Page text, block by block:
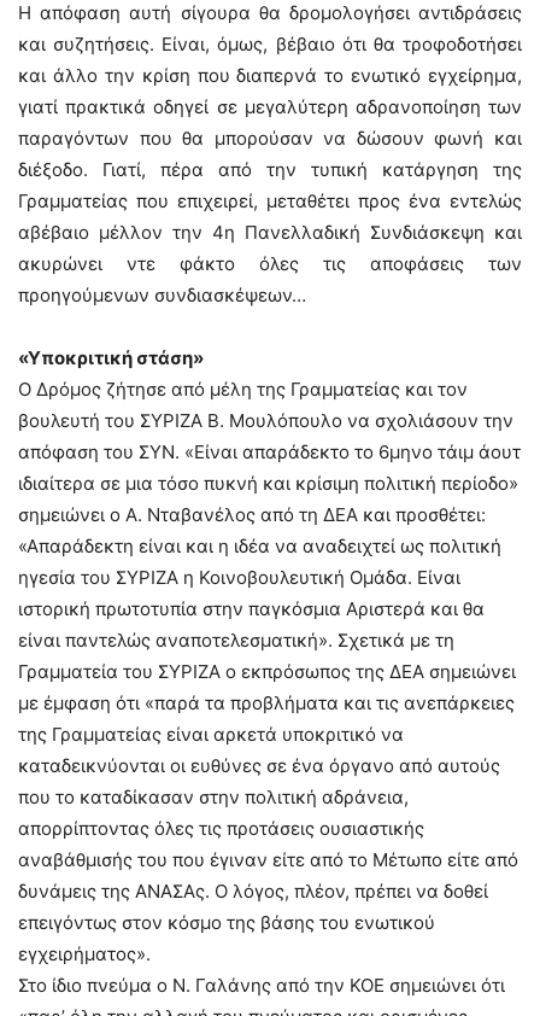
Η απόφαση αυτή σίγουρα θα δρομολογήσει αντιδράσεις
και συζητήσεις. Είναι, όμως, βέβαιο ότι θα τροφοδοτήσει
και άλλο την κρίση που διαπερνά το ενωτικό εγχείρημα,
γιατί πρακτικά οδηγεί σε μεγαλύτερη αδρανοποίηση των
παραγόντων που θα μπορούσαν να δώσουν φωνή και
διέξοδο. Γιατί, πέρα από την τυπική κατάργηση της
Γραμματείας που επιχειρεί, μεταθέτει προς ένα εντελώς
αβέβαιο μέλλον την 4η Πανελλαδική Συνδιάσκεψη και
ακυρώνει ντε φάκτο όλες τις αποφάσεις των
προηγούμενων συνδιασκέψεων…
«Υποκριτική στάση»
Ο Δρόμος ζήτησε από μέλη της Γραμματείας και τον
βουλευτή του ΣΥΡΙΖΑ Β. Μουλόπουλο να σχολιάσουν την
απόφαση του ΣΥΝ. «Είναι απαράδεκτο το 6μηνο τάιμ άουτ
ιδιαίτερα σε μια τόσο πυκνή και κρίσιμη πολιτική περίοδο»
σημειώνει ο Α. Νταβανέλος από τη ΔΕΑ και προσθέτει:
«Απαράδεκτη είναι και η ιδέα να αναδειχτεί ως πολιτική
ηγεσία του ΣΥΡΙΖΑ η Κοινοβουλευτική Ομάδα. Είναι
ιστορική πρωτοτυπία στην παγκόσμια Αριστερά και θα
είναι παντελώς αναποτελεσματική». Σχετικά με τη
Γραμματεία του ΣΥΡΙΖΑ ο εκπρόσωπος της ΔΕΑ σημειώνει
με έμφαση ότι «παρά τα προβλήματα και τις ανεπάρκειες
της Γραμματείας είναι αρκετά υποκριτικό να
καταδεικνύονται οι ευθύνες σε ένα όργανο από αυτούς
που το καταδίκασαν στην πολιτική αδράνεια,
απορρίπτοντας όλες τις προτάσεις ουσιαστικής
αναβάθμισής του που έγιναν είτε από το Μέτωπο είτε από
δυνάμεις της ΑΝΑΣΑς. Ο λόγος, πλέον, πρέπει να δοθεί
επειγόντως στον κόσμο της βάσης του ενωτικού
εγχειρήματος».
Στο ίδιο πνεύμα ο Ν. Γαλάνης από την ΚΟΕ σημειώνει ότι